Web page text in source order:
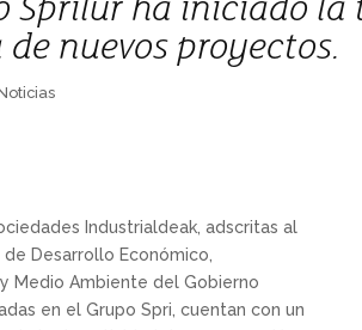
Sprilur ha iniciado
nuevos proyectos.
Industrialdeak, adscritas al
Desarrollo Económico,
Medio Ambiente del Gobierno
en el Grupo Spri, cuentan con un